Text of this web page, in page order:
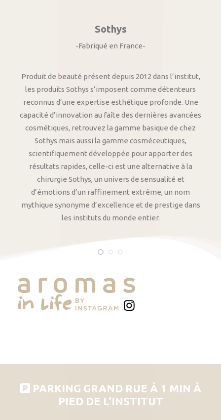
Sothys
-Fabriqué en France-
Produit de beauté présent depuis 2012 dans l’institut,
les produits Sothys s’imposent comme détenteurs
reconnus d’une expertise esthétique profonde. Une
capacité d’innovation au faîte des dernières avancées
cosmétiques, retrouvez la gamme basique de chez
Sothys mais aussi la gamme cosméceutiques,
scientifiquement développée pour apporter des
résultats rapides, celle-ci est une alternative à la
chirurgie Sothys, un univers de sensualité et
d’émotions d’un raffinement extrême, un nom
mythique synonyme d’excellence et de prestige dans
les instituts du monde entier.
PARKING GRAND RUE À 1 MIN À
PIED DE L’INSTITUT